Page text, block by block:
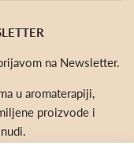
na Newsletter.
u aromaterapiji,
proizvode i